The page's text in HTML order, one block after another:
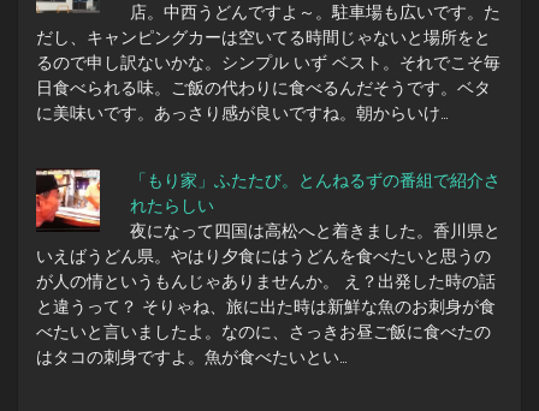
店。中西うどんですよ～。駐車場も広いです。た
だし、キャンピングカーは空いてる時間じゃないと場所をと
るので申し訳ないかな。シンプル いず ベスト。それでこそ毎
日食べられる味。ご飯の代わりに食べるんだそうです。ベタ
に美味いです。あっさり感が良いですね。朝からいけ…
「もり家」ふたたび。とんねるずの番組で紹介さ
れたらしい
夜になって四国は高松へと着きました。香川県と
いえばうどん県。やはり夕食にはうどんを食べたいと思うの
が人の情というもんじゃありませんか。 え？出発した時の話
と違うって？ そりゃね、旅に出た時は新鮮な魚のお刺身が食
べたいと言いましたよ。なのに、さっきお昼ご飯に食べたの
はタコの刺身ですよ。魚が食べたいとい…